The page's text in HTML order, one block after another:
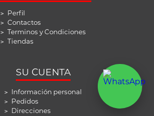
> Perfil
> Contactos
> Terminos y Condiciones
> Tiendas
SU CUENTA
> Información personal
> Pedidos
> Direcciones